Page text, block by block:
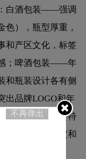
白酒包装——强调
色），瓶型厚重，
和产区文化，标签
；啤酒包装——年
和瓶装设计各有侧
品牌LOGO和年
素，标签材质（特
需考虑内衬固定和
不再弹出